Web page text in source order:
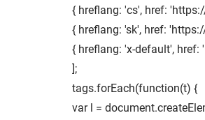
{ hreflang: 'cs', href:
{ hreflang: 'sk', href:
{ hreflang: 'x-default',
];
tags.forEach(function(t) {
var l =